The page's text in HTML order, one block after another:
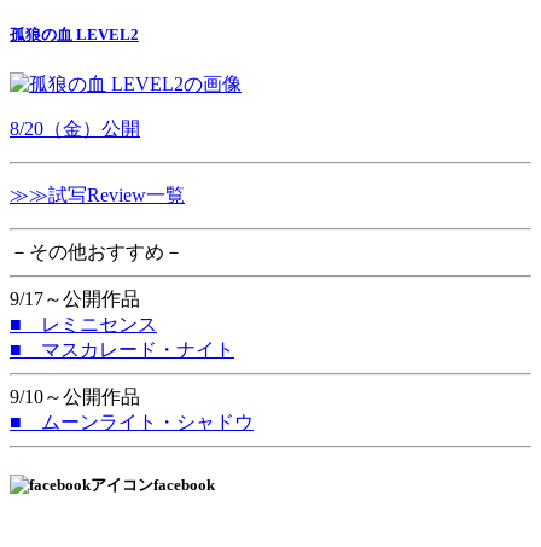
孤狼の血 LEVEL2
8/20（金）公開
≫≫試写Review一覧
－その他おすすめ－
9/17～公開作品
■ レミニセンス
■ マスカレード・ナイト
9/10～公開作品
■ ムーンライト・シャドウ
facebook